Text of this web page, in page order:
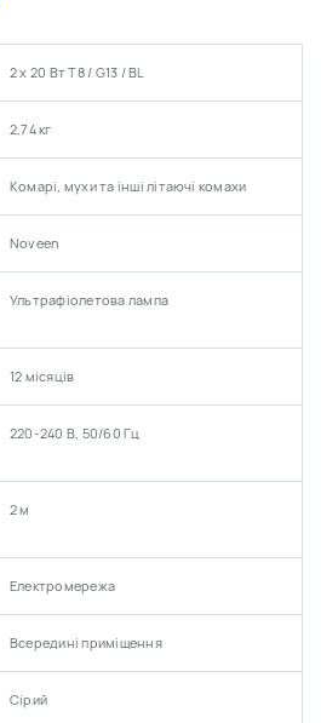
2 х 20 Вт T8 / G13 / BL
2,74 кг
Комарі, мухи та інші літаючі комахи
Noveen
Ультрафіолетова лампа
12 місяців
220-240 В, 50/60 Гц
2 м
Електромережа
Всередині приміщення
Сірий